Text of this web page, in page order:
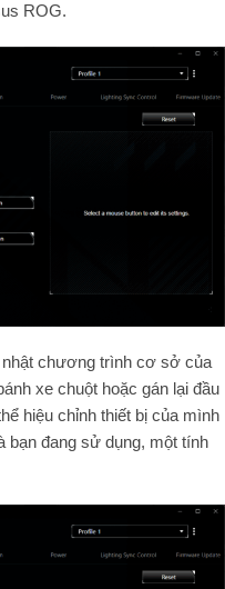
ROG.
chương trình cơ sở của
xe chuột hoặc gán lại đầu
hiệu chỉnh thiết bị của mình
bạn đang sử dụng, một tính